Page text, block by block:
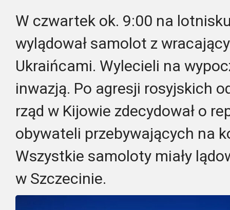
W czwartek ok. 9:00 na
wylądował samolot z
Ukraińcami. Wylecieli na
inwazją. Po agresji rosyjskich
rząd w Kijowie zdecydował o
obywateli przebywających na
Wszystkie samoloty miały
w Szczecinie.